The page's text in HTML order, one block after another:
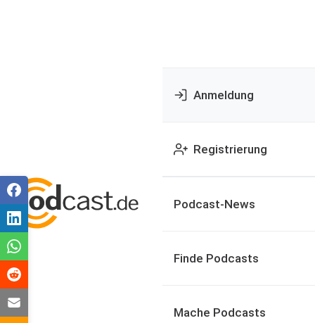
Anmeldung
Registrierung
Podcast-News
Finde Podcasts
Mache Podcasts